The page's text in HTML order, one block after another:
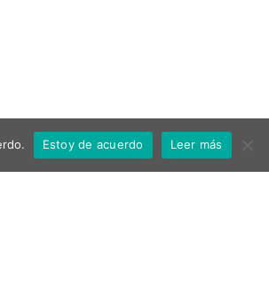
Política de privacidad Aviso Legal
Estoy de acuerdo Leer más